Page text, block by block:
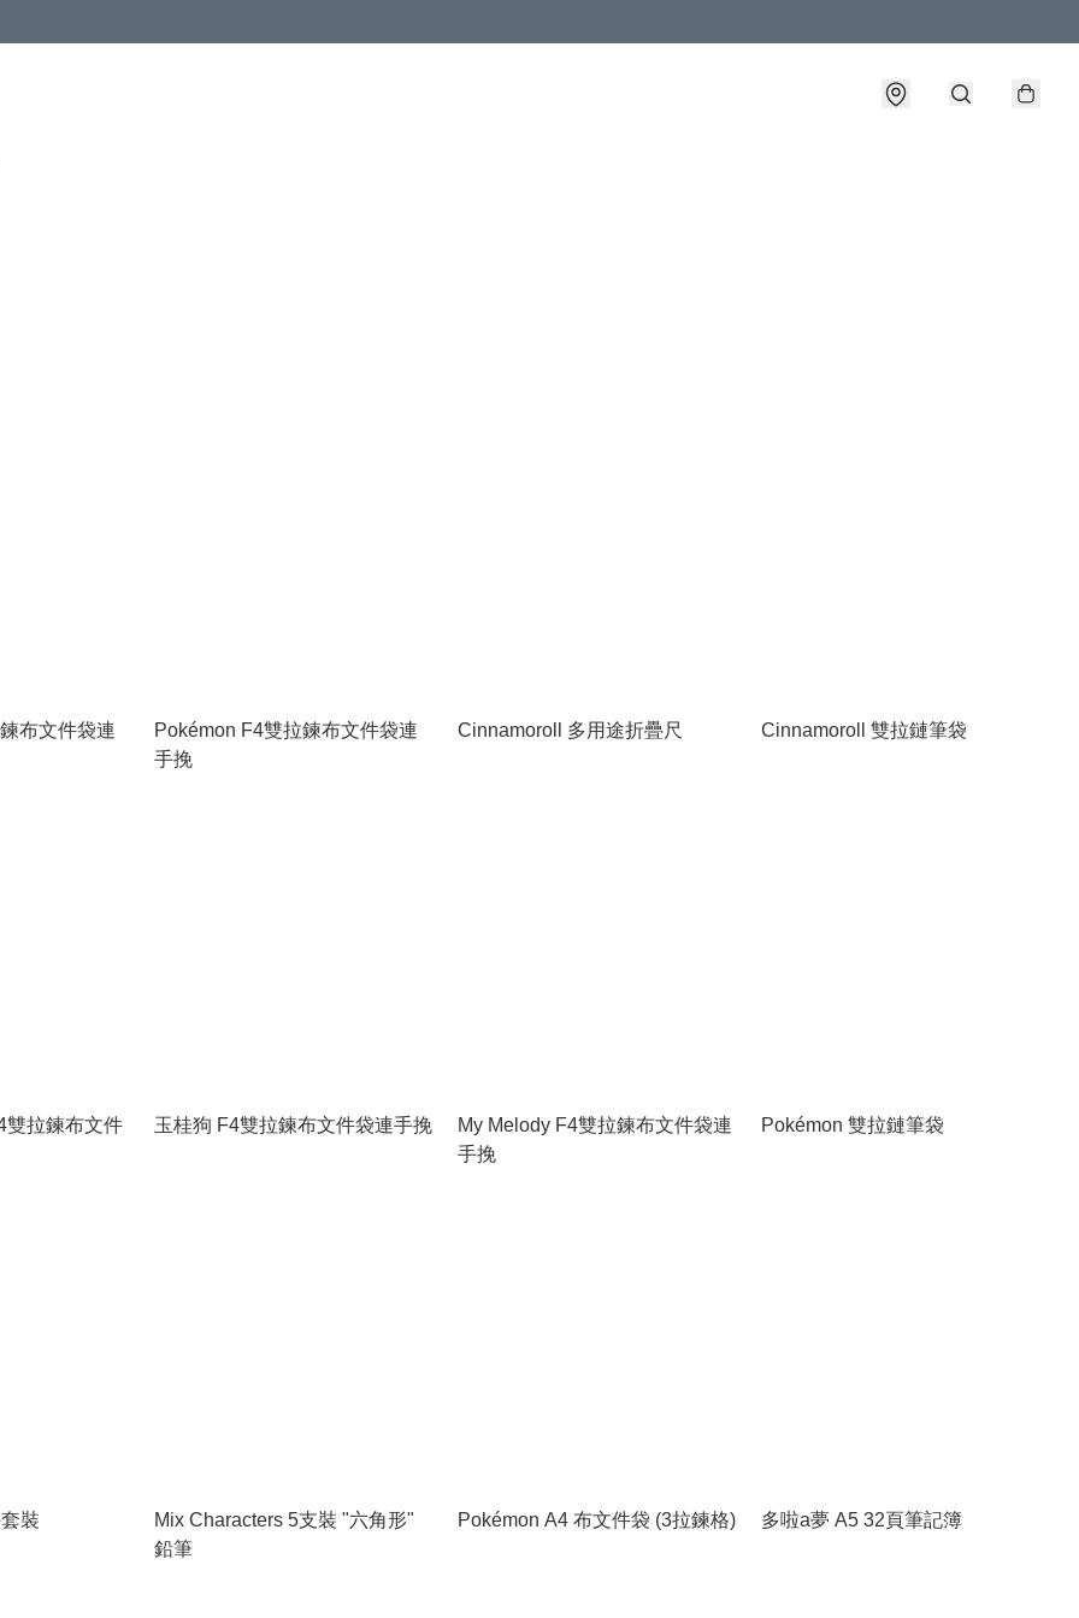
布文件袋連
Pokémon F4雙拉鍊布文件袋連
手挽
Cinnamoroll 多用途折疊尺 Cinnamoroll 雙拉鏈筆袋
玉桂狗 F4雙拉鍊布文件袋連手挽
My Melody F4雙拉鍊布文件袋連
手挽
Pokémon 雙拉鏈筆袋
裝
Mix Characters 5支裝 "六角形"
鉛筆
Pokémon A4 布文件袋 (3拉鍊格) 多啦a夢 A5 32頁筆記簿